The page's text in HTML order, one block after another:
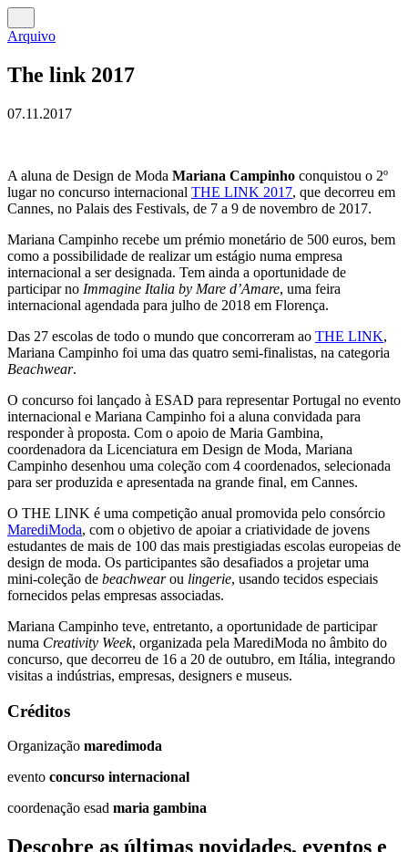
Arquivo
The link 2017
07.11.2017
A aluna de Design de Moda Mariana Campinho conquistou o 2º
lugar no concurso internacional THE LINK 2017, que decorreu em
Cannes, no Palais des Festivals, de 7 a 9 de novembro de 2017.
Mariana Campinho recebe um prémio monetário de 500 euros, bem
como a possibilidade de realizar um estágio numa empresa
internacional a ser designada. Tem ainda a oportunidade de
participar no Immagine Italia by Mare d’Amare, uma feira
internacional agendada para julho de 2018 em Florença.
Das 27 escolas de todo o mundo que concorreram ao THE LINK,
Mariana Campinho foi uma das quatro semi-finalistas, na categoria
Beachwear.
O concurso foi lançado à ESAD para representar Portugal no evento
internacional e Mariana Campinho foi a aluna convidada para
responder à proposta. Com o apoio de Maria Gambina,
coordenadora da Licenciatura em Design de Moda, Mariana
Campinho desenhou uma coleção com 4 coordenados, selecionada
para ser produzida e apresentada na grande final, em Cannes.
O THE LINK é uma competição anual promovida pelo consórcio
MarediModa, com o objetivo de apoiar a criatividade de jovens
estudantes de mais de 100 das mais prestigiadas escolas europeias de
design de moda. Os participantes são desafiados a projetar uma
mini-coleção de beachwearou lingerie, usando tecidos especiais
fornecidos pelas empresas associadas.
Mariana Campinho teve, entretanto, a oportunidade de participar
numa Creativity Week, organizada pela MarediModa no âmbito do
concurso, que decorreu de 16 a 20 de outubro, em Itália, integrando
visitas a indústrias, empresas, designers e museus.
Créditos
Organização maredimoda
evento concurso internacional
coordenação esad maria gambina
Descobre as últimas novidades, eventos e